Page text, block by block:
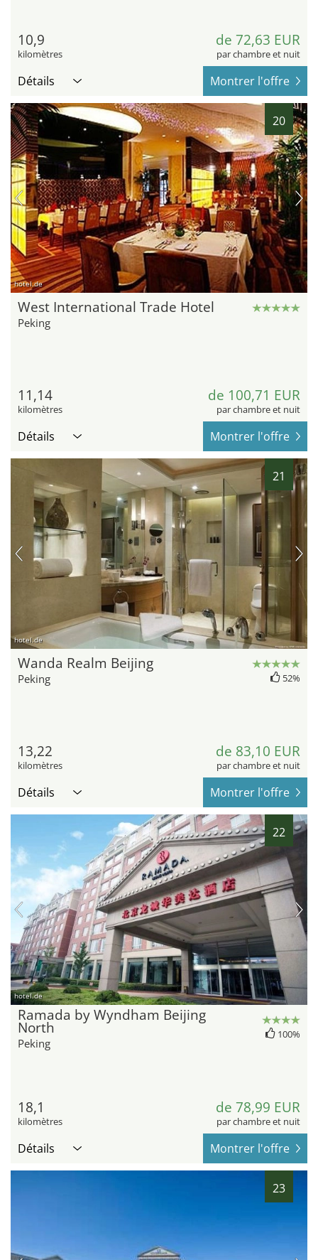
10,9
kilomètres
de 72,63 EUR
par chambre et nuit
Détails Montrer l'offre
20
hotel.de
West International Trade Hotel
Peking
11,14
kilomètres
de 100,71 EUR
par chambre et nuit
Détails Montrer l'offre
21
hotel.de
Wanda Realm Beijing
Peking 52%
13,22
kilomètres
de 83,10 EUR
par chambre et nuit
Détails Montrer l'offre
22
hotel.de
Ramada by Wyndham Beijing
North
Peking
100%
18,1
kilomètres
de 78,99 EUR
par chambre et nuit
Détails Montrer l'offre
23